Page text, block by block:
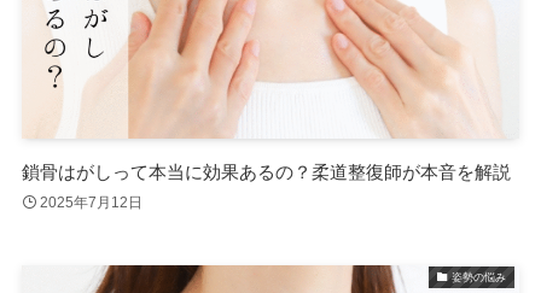
鎖骨はがしって本当に効果あるの？柔道整復師が本音を解説
2025年7月12日
姿勢の悩み